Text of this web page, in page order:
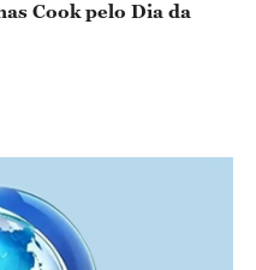
Cook pelo Dia da